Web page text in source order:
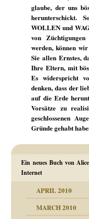
glaube, der uns
herunterschickt.
WOLLEN und
von
werden, können
Sie allen Ernstes,
Ihre Eltern, mit
Es widerspricht
denken, dass der
auf die Erde
Vorsätze zu
geschlossenen
Gründe gehabt
Ein neues Buch von
Internet
APRIL 2010
MARCH 2010